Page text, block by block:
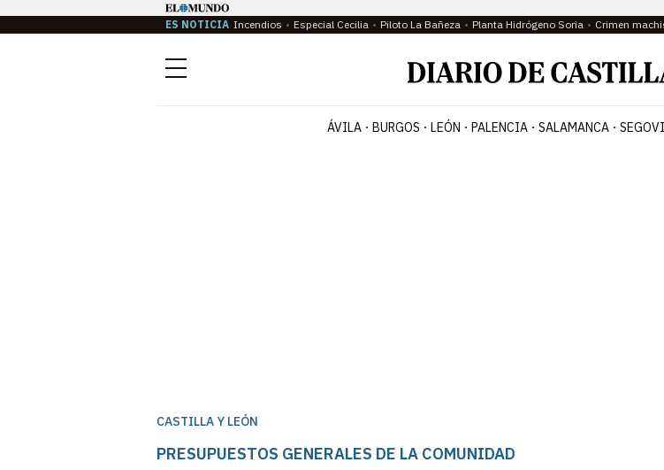
ES NOTICIA Incendios Especial Cecilia Piloto La Bañeza Planta Hidrógeno Soria Crimen
Menú
ÁVILA BURGOS LEÓN PALENCIA SALAMANCA
CASTILLA Y LEÓN
PRESUPUESTOS GENERALES DE LA COMUNIDAD